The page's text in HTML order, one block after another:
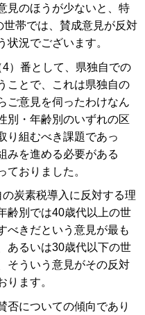
見のほうが少ないと、特
帯では、賛成意見が反対
況でございます。
）番として、県独自での
ことで、これは県独自の
ご意見を伺ったわけなん
別・年齢別のいずれの区
り組むべき課題であっ
みを進める必要がある
ておりました。
の炭素税導入に反対する理
齢別では40歳代以上の世
べきだという意見が最も
あるいは30歳代以下の世
そういう意見がその反対
ります。
否についての傾向であり